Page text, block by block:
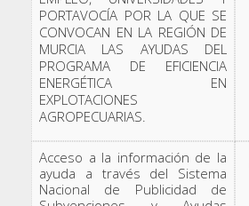
PORTAVOCÍA POR LA QUE SE
CONVOCAN EN LA REGIÓN DE
MURCIA LAS AYUDAS DEL
PROGRAMA DE EFICIENCIA
ENERGÉTICA EN
EXPLOTACIONES
AGROPECUARIAS.
Acceso a la información de la
ayuda a través del Sistema
Nacional de Publicidad de